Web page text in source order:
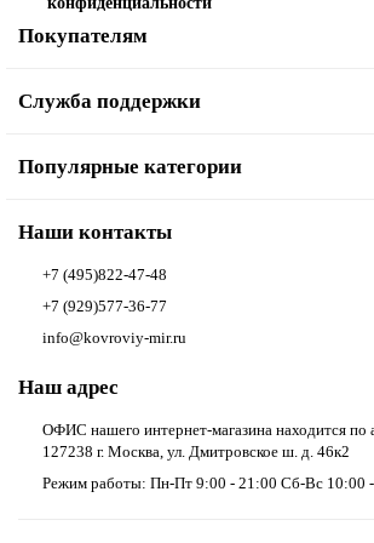
Покупателям
Служба поддержки
Популярные категории
Наши контакты
+7 (495)822-47-48
+7 (929)577-36-77
info@kovroviy-mir.ru
Наш адрес
ОФИС нашего интернет-магазина находится по
127238 г. Москва, ул. Дмитровское ш. д. 46к2
Режим работы: Пн-Пт 9:00 - 21:00 Сб-Вс 10:00